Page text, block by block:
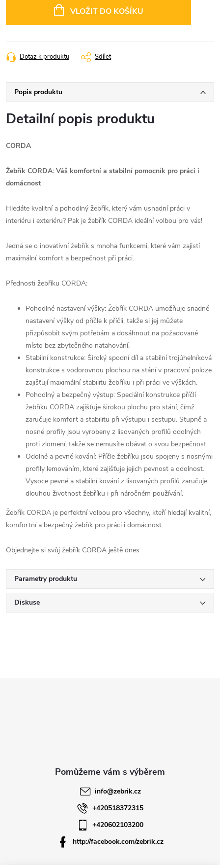
VLOŽIT DO KOŠÍKU
Dotaz k produktu Sdílet
Popis produktu
Detailní popis produktu
CORDA
Žebřík CORDA: Váš komfortní a stabilní pomocník pro práci i
domácnost
Hledáte kvalitní a pohodlný žebřík, který vám usnadní práci v
interiéru i exteriéru? Pak je žebřík CORDA ideální volbou pro vás!
Jedná se o inovativní žebřík s mnoha funkcemi, které vám zajistí
maximální komfort a bezpečnost při práci.
Přednosti žebříku CORDA:
Pohodlné nastavení výšky: Žebřík CORDA umožňuje snadné
nastavení výšky od příčle k příčli, takže si jej můžete
přizpůsobit svým potřebám a dosáhnout na požadované
místo bez zbytečného natahování.
Stabilní konstrukce: Široký spodní díl a stabilní trojúhelníková
konstrukce s vodorovnou plochou na stání v pracovní poloze
zajišťují maximální stabilitu žebříku i při práci ve výškách.
Pohodlný a bezpečný výstup: Speciální konstrukce příčlí
žebříku CORDA zajišťuje širokou plochu pro stání, čímž
zaručuje komfort a stabilitu při výstupu i sestupu. Stupně a
nosné profily jsou vyrobeny z lisovaných profilů odolných
proti zlomení, takže se nemusíte obávat o svou bezpečnost.
Odolné a pevné kování: Příčle žebříku jsou spojeny s nosnými
profily lemováním, které zajišťuje jejich pevnost a odolnost.
Vysoce pevné a stabilní kování z lisovaných profilů zaručuje
dlouhou životnost žebříku i při náročném používání.
Žebřík CORDA je perfektní volbou pro všechny, kteří hledají kvalitní,
komfortní a bezpečný žebřík pro práci i domácnost.
Objednejte si svůj žebřík CORDA ještě dnes
Parametry produktu
Diskuse
info@zebrik.cz
+420518372315
+420602103200
http://facebook.com/zebrik.cz